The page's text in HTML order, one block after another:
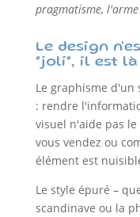
pragmatisme,
Le design
"joli", il est
Le graphisme d'un
: rendre
visuel n'aide pas
vous vendez ou
élément est
Le style épuré –
scandinave ou la